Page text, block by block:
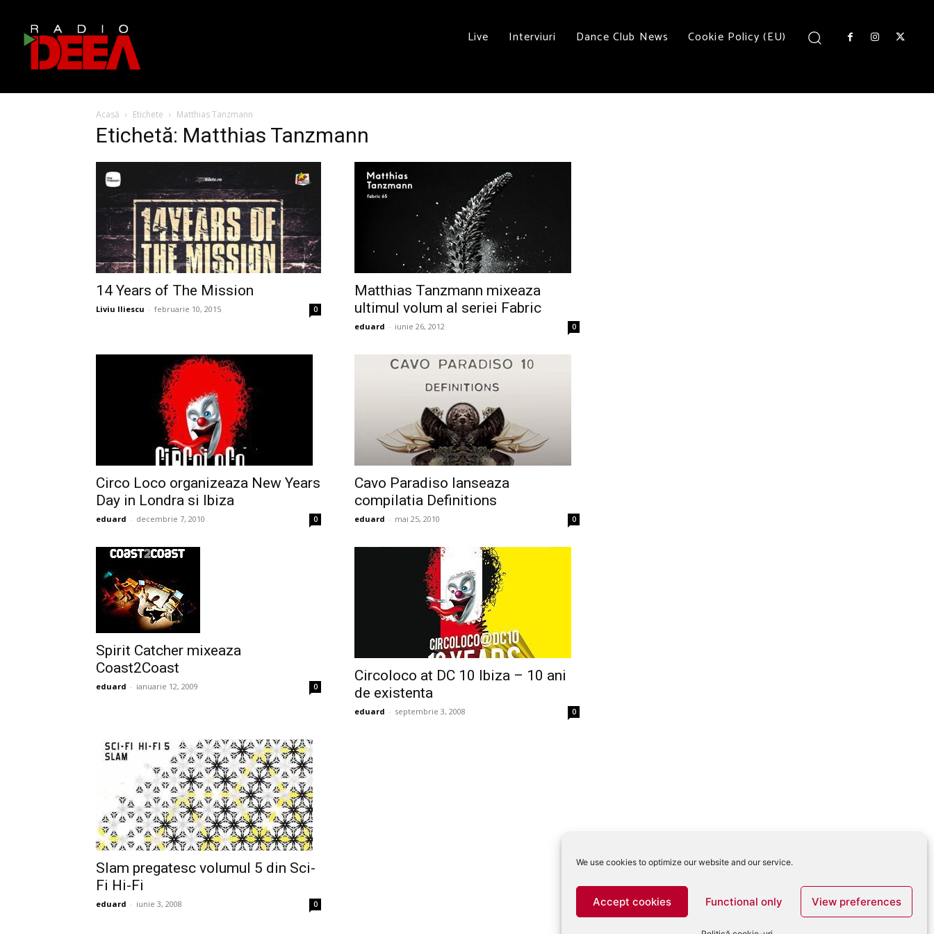
We use cookies to optimize our website and our service.
Accept cookies Functional only View preferences
Live Interviuri Dance Club News Cookie Policy (EU)
Acasă Etichete Matthias Tanzmann
Etichetă: Matthias Tanzmann
14 Years of The Mission
Liviu Iliescu - februarie 10, 2015 0
Matthias Tanzmann mixeaza
ultimul volum al seriei Fabric
eduard - iunie 26, 2012 0
Circo Loco organizeaza New Years
Day in Londra si Ibiza
eduard - decembrie 7, 2010 0
Cavo Paradiso lanseaza
compilatia Definitions
eduard - mai 25, 2010 0
Spirit Catcher mixeaza
Coast2Coast
eduard - ianuarie 12, 2009 0
Circoloco at DC 10 Ibiza – 10 ani
de existenta
eduard - septembrie 3, 2008 0
Slam pregatesc volumul 5 din Sci-
Fi Hi-Fi
eduard - iunie 3, 2008 0